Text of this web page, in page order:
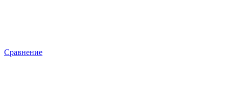
Сравнение